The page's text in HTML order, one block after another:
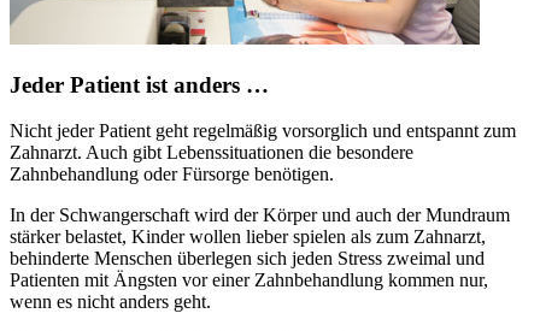
Jeder Patient ist anders …
Nicht jeder Patient geht regelmäßig vorsorglich und entspannt zum
Zahnarzt. Auch gibt Lebenssituationen die besondere
Zahnbehandlung oder Fürsorge benötigen.
In der Schwangerschaft wird der Körper und auch der Mundraum
stärker belastet, Kinder wollen lieber spielen als zum Zahnarzt,
behinderte Menschen überlegen sich jeden Stress zweimal und
Patienten mit Ängsten vor einer Zahnbehandlung kommen nur,
wenn es nicht anders geht.